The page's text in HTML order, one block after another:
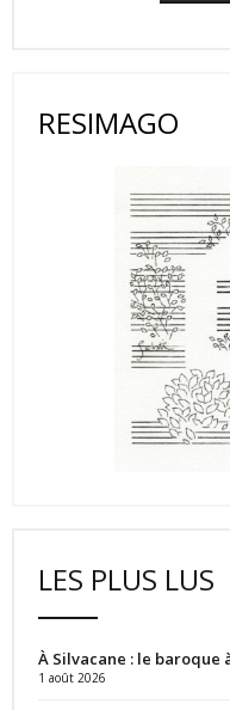
RESIMAGO
LES PLUS LUS
À Silvacane : le baroque
1 août 2026